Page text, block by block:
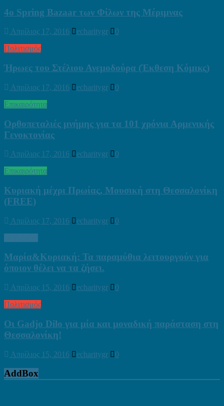
4ο Spring Bazaar των Φίλων της Μέριμνας
Απρίλιος 17, 2016 echaritygr
0
Πολιτισμός
Ήρωες του Στέλιου Ανεμοδούρα (Έκθεση Κόμικς)
Απρίλιος 17, 2016 echaritygr
0
Επικαιρότητα
Ορθοπεταλιές μνήμης για τα 101 χρόνια Αρμενικής
Γενοκτονίας
Απρίλιος 17, 2016 echaritygr
0
Επικαιρότητα
Κυριακή μέχρι Πρωίας, Μουσική στη Θεσσαλονίκη
(FREE)
Απρίλιος 17, 2016 echaritygr
0
Μαρία&Κυριακή: Τα παραμύθια λειτουργούν για
όποιον θέλει να τα ζήσει.
Απρίλιος 15, 2016 echaritygr
0
Πολιτισμός
Οι Gadjo Dilo για μία και μοναδική παράσταση στη
Θεσσαλονίκη!
Απρίλιος 15, 2016 echaritygr 0
AddBox